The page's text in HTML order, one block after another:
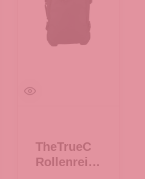
TheTrueC
Rollenreise